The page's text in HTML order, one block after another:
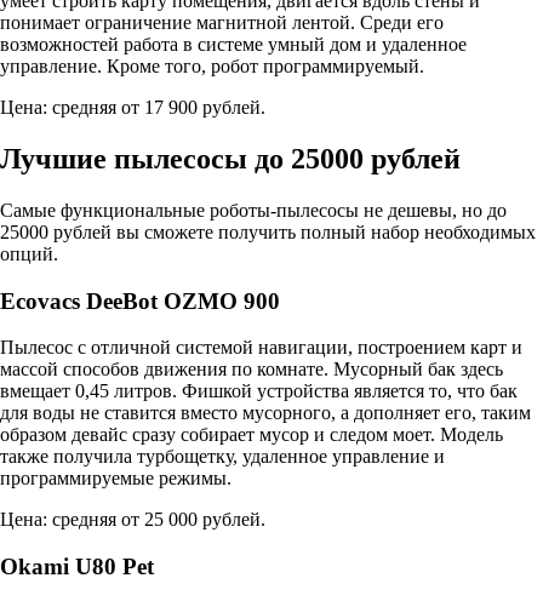
понимает ограничение магнитной лентой. Среди его
возможностей работа в системе умный дом и удаленное
управление. Кроме того, робот программируемый.
Цена: средняя от 17 900 рублей.
Лучшие пылесосы до 25000 рублей
Самые функциональные роботы-пылесосы не дешевы, но до
25000 рублей вы сможете получить полный набор необходимых
опций.
Ecovacs DeeBot OZMO 900
Пылесос с отличной системой навигации, построением карт и
массой способов движения по комнате. Мусорный бак здесь
вмещает 0,45 литров. Фишкой устройства является то, что бак
для воды не ставится вместо мусорного, а дополняет его, таким
образом девайс сразу собирает мусор и следом моет. Модель
также получила турбощетку, удаленное управление и
программируемые режимы.
Цена: средняя от 25 000 рублей.
Okami U80 Pet